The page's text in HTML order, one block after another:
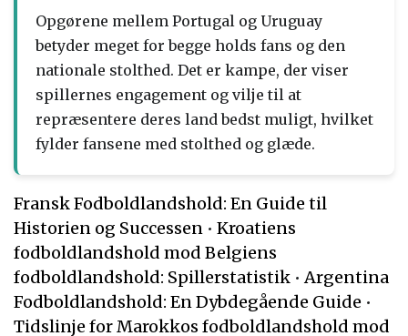
Opgørene mellem Portugal og Uruguay
betyder meget for begge holds fans og den
nationale stolthed. Det er kampe, der viser
spillernes engagement og vilje til at
repræsentere deres land bedst muligt, hvilket
fylder fansene med stolthed og glæde.
Fransk Fodboldlandshold: En Guide til
Historien og Successen • Kroatiens
fodboldlandshold mod Belgiens
fodboldlandshold: Spillerstatistik •Argentina
Fodboldlandshold: En Dybdegående Guide •
Tidslinje for Marokkos fodboldlandshold mod